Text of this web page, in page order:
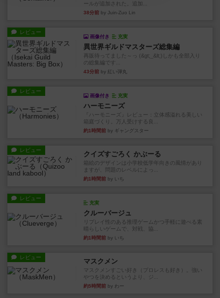
ールが追加された。追加...
38分前 by Juin-Zuo Lin
レビュー
画像付き 充実
異世界ギルドマスターズ総集編
再販待ってました～っ (&gt;_&lt;)しかも全部入り
の総集編です...
43分前 by 紅い弾丸
レビュー
画像付き 充実
ハーモニーズ
『ハーモニーズ』レビュー：立体感溢れる美しい
箱庭づくり。万人受けする良...
約1時間前 by ギャングスター
レビュー クイズすごろく かぶーる
箱絵のデザインは小学校低学年向きの風情があり
ますが、問題のレベルによっ...
約1時間前 by いち
レビュー
充実
クルーバージュ
リプレイ性のある推理ゲームかつ手軽に遊べる素
晴らしいゲームで、対戦、協...
約1時間前 by いち
レビュー マスクメン
マスクメンすごい好き（プロレスも好き）。強い
やつを決めるというより、ジ...
約5時間前 by わー